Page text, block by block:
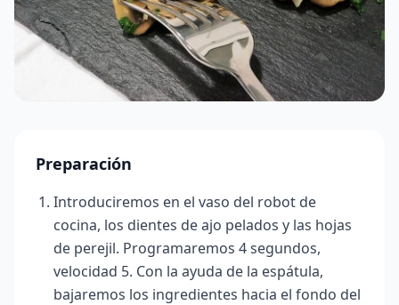
Preparación
Introduciremos en el vaso del robot de
cocina, los dientes de ajo pelados y las hojas
de perejil. Programaremos 4 segundos,
velocidad 5. Con la ayuda de la espátula,
bajaremos los ingredientes hacia el fondo del